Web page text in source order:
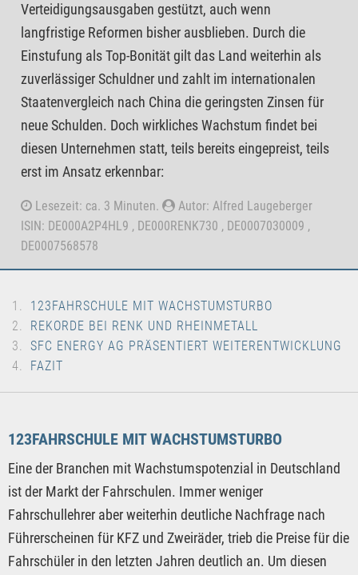
Verteidigungsausgaben gestützt, auch wenn
langfristige Reformen bisher ausblieben. Durch die
Einstufung als Top-Bonität gilt das Land weiterhin als
zuverlässiger Schuldner und zahlt im internationalen
Staatenvergleich nach China die geringsten Zinsen für
neue Schulden. Doch wirkliches Wachstum findet bei
diesen Unternehmen statt, teils bereits eingepreist, teils
erst im Ansatz erkennbar:
Lesezeit: ca. 3 Minuten.
Autor: Alfred Laugeberger
ISIN: DE000A2P4HL9 , DE000RENK730 , DE0007030009 ,
DE0007568578
123FAHRSCHULE MIT WACHSTUMSTURBO
REKORDE BEI RENK UND RHEINMETALL
SFC ENERGY AG PRÄSENTIERT WEITERENTWICKLUNG
FAZIT
123FAHRSCHULE MIT WACHSTUMSTURBO
Eine der Branchen mit Wachstumspotenzial in Deutschland
ist der Markt der Fahrschulen. Immer weniger
Fahrschullehrer aber weiterhin deutliche Nachfrage nach
Führerscheinen für KFZ und Zweiräder, trieb die Preise für die
Fahrschüler in den letzten Jahren deutlich an. Um diesen